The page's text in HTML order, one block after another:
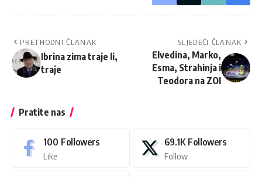
PRETHODNI ČLANAK
Ibrina zima traje li,
traje
SLJEDEĆI ČLANAK
Elvedina, Marko,
Esma, Strahinja i
Teodora na ZOI
Pratite nas
100 Followers
Like
69.1K Followers
Follow